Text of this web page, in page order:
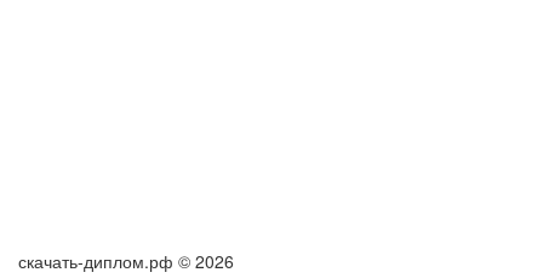
скачать-диплом.рф © 2026